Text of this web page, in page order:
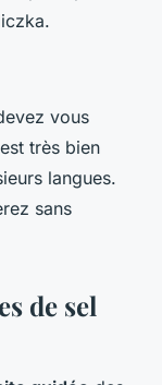
vous
très bien
langues.
sans
de sel